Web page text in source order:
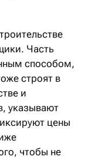
Часть
способом,
строят в
и
указывают
цены
чтобы не